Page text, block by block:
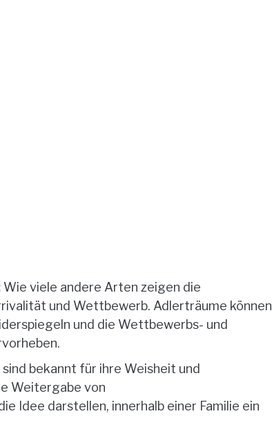
Wie viele andere Arten zeigen die
und Wettbewerb. Adlerträume können
und die Wettbewerbs- und
sind bekannt für ihre Weisheit und
Weitergabe von
Idee darstellen, innerhalb einer Familie ein